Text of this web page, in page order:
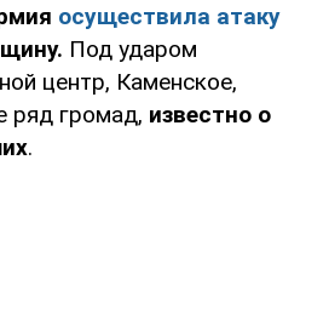
осуществила атаку
Под ударом
центр, Каменское,
ряд громад, известно о
.